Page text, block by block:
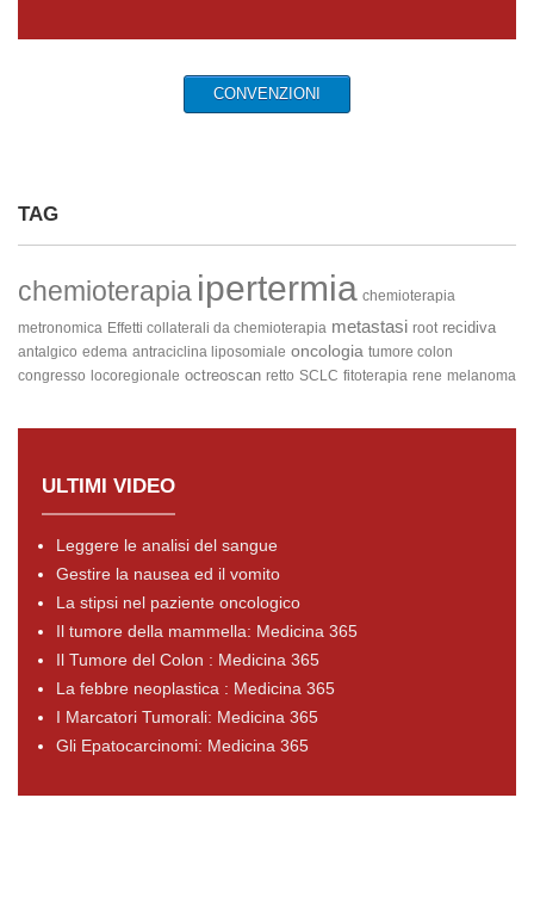
CONVENZIONI
TAG
chemioterapia ipertermia chemioterapia
metronomica Effetti collaterali da chemioterapia metastasi root recidiva
antalgico edema antraciclina liposomiale oncologia tumore colon
congresso locoregionale octreoscan retto SCLC fitoterapia rene melanoma
ULTIMI VIDEO
Leggere le analisi del sangue
Gestire la nausea ed il vomito
La stipsi nel paziente oncologico
Il tumore della mammella: Medicina 365
Il Tumore del Colon : Medicina 365
La febbre neoplastica : Medicina 365
I Marcatori Tumorali: Medicina 365
Gli Epatocarcinomi: Medicina 365